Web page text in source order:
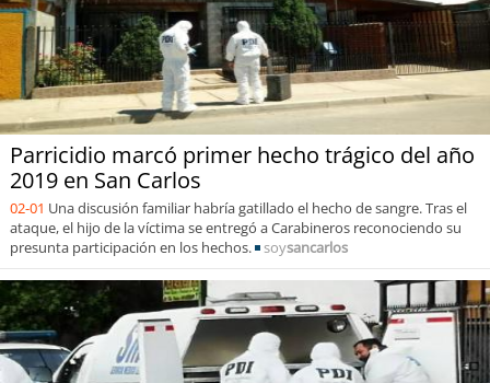
Parricidio marcó primer hecho trágico del año
2019 en San Carlos
02-01 Una discusión familiar habría gatillado el hecho de sangre. Tras el
ataque, el hijo de la víctima se entregó a Carabineros reconociendo su
presunta participación en los hechos.
soysancarlos